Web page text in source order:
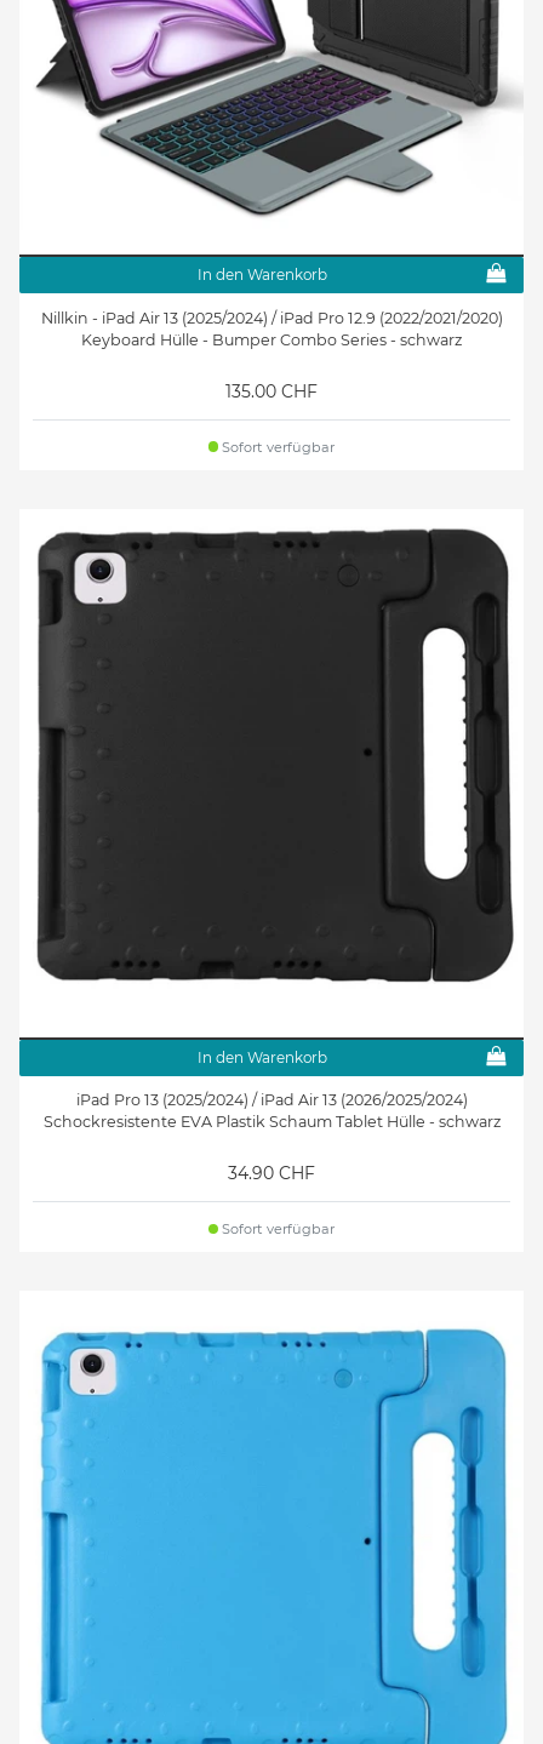
In den Warenkorb
Nillkin - iPad Air 13 (2025/2024) / iPad Pro 12.9 (2022/2021/2020)
Keyboard Hülle - Bumper Combo Series - schwarz
135.00 CHF
Sofort verfügbar
In den Warenkorb
iPad Pro 13 (2025/2024) / iPad Air 13 (2026/2025/2024)
Schockresistente EVA Plastik Schaum Tablet Hülle - schwarz
34.90 CHF
Sofort verfügbar